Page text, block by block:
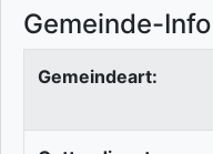
Gemeinde-Info
Gemeindeart: